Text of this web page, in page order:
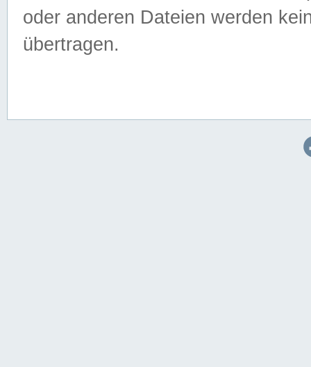
oder anderen Dateien werden
übertragen.